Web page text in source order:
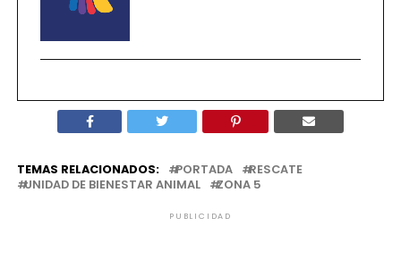
TEMAS RELACIONADOS: PORTADA
RESCATE
UNIDAD DE BIENESTAR ANIMAL
ZONA 5
PUBLICIDAD